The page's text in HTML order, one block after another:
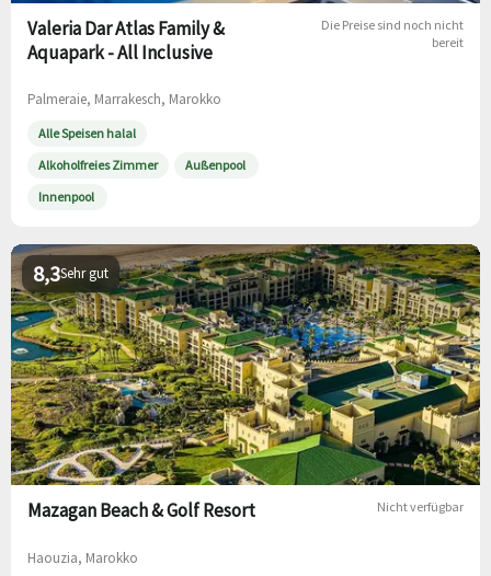
Valeria Dar Atlas Family &
Aquapark - All Inclusive
Palmeraie, Marrakesch, Marokko
Alle Speisen halal
Alkoholfreies Zimmer
Außenpool
Innenpool
Die Preise sind noch nicht
bereit
Sehr gut
8,3
Mazagan Beach & Golf Resort
Haouzia, Marokko
Nicht verfügbar